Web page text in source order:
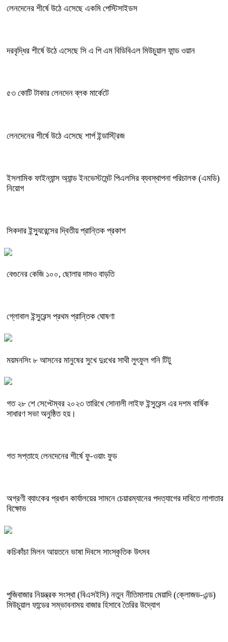
লেনদেনের শীর্ষে উঠে এসেছে একমি পেস্টিসাইডস
দরবৃদ্ধির শীর্ষে উঠে এসেছে সি এ পি এম বিডিবিএল মিউচুয়াল ফান্ড ওয়ান
৫৩ কোটি টাকার লেনদেন ব্লক মার্কেটে
লেনদেনের শীর্ষে উঠে এসেছে শার্প ইন্ডাস্ট্রিজ
ইসলামিক ফাইন্যান্স অ্যান্ড ইনভেস্টমেন্ট পিএলসির ব্যবস্থাপনা পরিচালক (এমডি)
নিয়োগ
সিকদার ইন্স্যুরেন্সের দ্বিতীয় প্রান্তিক প্রকাশ
বেগুনের কেজি ১০০, ছোলার দামও বাড়তি
গ্লোবাল ইন্সুরেন্স প্রথম প্রান্তিক ঘোষণা
ময়মনসিং ৮ আসনের মানুষের সুখে দুঃখের সাথী লুৎফুল গনি টিটু
গত ২৮ শে সেপ্টেম্বর ২০২৩ তারিখে সোনালী লাইফ ইন্সুরেন্স এর দশম বার্ষিক
সাধারণ সভা অনুষ্ঠিত হয়।
গত সপ্তাহে লেনদেনের শীর্ষে ফু-ওয়াং ফুড
অগ্রণী ব্যাংকের প্রধান কার্যালয়ের সামনে চেয়ারম্যানের পদত্যাগের দাবিতে লাগাতার
বিক্ষোভ
কচিকাঁচা মিলন আয়তনে ভাষা দিবসে সাংস্কৃতিক উৎসব
পুজিবাজার নিয়ন্ত্রক সংস্থা (বিএসইসি) নতুন নীতিমালায় মেয়াদি (ক্লোজড-এন্ড)
মিউচুয়াল ফান্ডের সম্ভাবনাময় বাজার হিসাবে তৈরির উদ্যোগ